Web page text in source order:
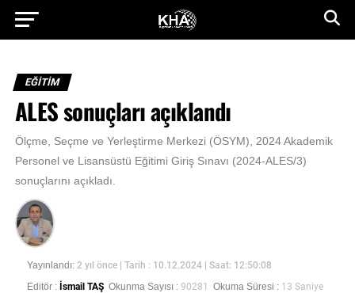
EĞİTİM
ALES sonuçları açıklandı
Ölçme, Seçme ve Yerleştirme Merkezi (ÖSYM), 2024 Akademik
Personel ve Lisansüstü Eğitimi Giriş Sınavı (2024-ALES/3)
sonuçlarını açıkladı.
Yayınlandı: 2 yıl önce | Tarih : 10.12.2024 | Saat: 12:50:08
Editör : İsmail TAŞ Okunma Sayısı : 90281 Okuma Süresi : 13 Saniye